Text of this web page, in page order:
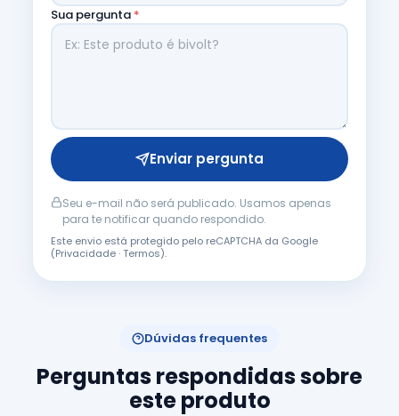
Sua pergunta *
Enviar pergunta
Seu e-mail não será publicado. Usamos apenas
para te notificar quando respondido.
Este envio está protegido pelo reCAPTCHA da Google
(Privacidade·Termos).
Dúvidas frequentes
Perguntas respondidas sobre
este produto